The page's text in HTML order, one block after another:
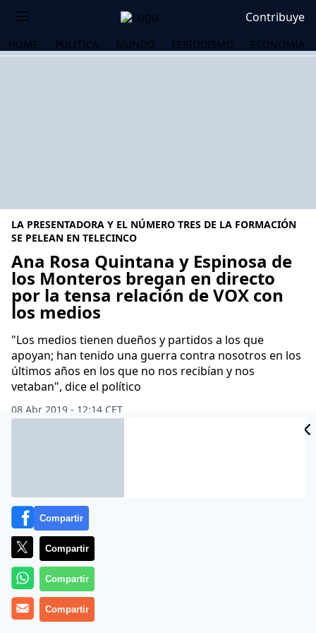
Contribuye
HOME POLÍTICA MUNDO PERIODISMO ECONOMÍA
LA PRESENTADORA Y EL NÚMERO TRES DE LA FORMACIÓN
SE PELEAN EN TELECINCO
Ana Rosa Quintana y Espinosa de
los Monteros bregan en directo
por la tensa relación de VOX con
los medios
"Los medios tienen dueños y partidos a los que
apoyan; han tenido una guerra contra nosotros en los
últimos años en los que no nos recibían y nos
vetaban", dice el político
08 Abr 2019 - 12:14 CET
Compartir
Compartir
Compartir
Compartir